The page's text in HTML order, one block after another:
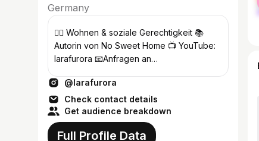
Germany
❤️‍🔥 Wohnen & soziale Gerechtigkeit 📚
Autorin von No Sweet Home 📺 YouTube:
larafurora 📧Anfragen an
@larafurora
Check contact details
Get audience breakdown
Full Profile Data